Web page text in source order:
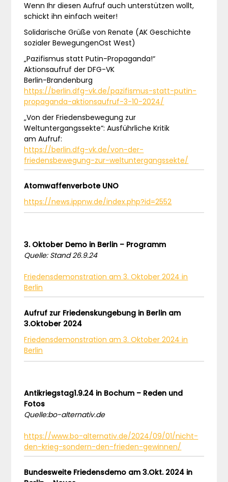
Wenn Ihr diesen Aufruf auch unterstützen wollt,
schickt ihn einfach weiter!
Solidarische Grüße von Renate (AK Geschichte
sozialer BewegungenOst West)
„Pazifismus statt Putin-Propaganda!“
Aktionsaufruf der DFG-VK
Berlin-Brandenburg
https://berlin.dfg-vk.de/pazifismus-statt-putin-
propaganda-aktionsaufruf-3-10-2024/
„Von der Friedensbewegung zur
Weltuntergangssekte“: Ausführliche Kritik
am Aufruf:
https://berlin.dfg-vk.de/von-der-
friedensbewegung-zur-weltuntergangssekte/
Atomwaffenverbote UNO
https://news.ippnw.de/index.php?id=2552
3. Oktober Demo in Berlin – Programm
Quelle: Stand 26.9.24
Friedensdemonstration am 3. Oktober 2024 in
Berlin
Aufruf zur Friedenskungebung in Berlin am
3.Oktober 2024
Friedensdemonstration am 3. Oktober 2024 in
Berlin
Antikriegstag1.9.24 in Bochum – Reden und
Fotos
Quelle:bo-alternativ.de
https://www.bo-alternativ.de/2024/09/01/nicht-
den-krieg-sondern-den-frieden-gewinnen/
Bundesweite Friedensdemo am 3.Okt. 2024 in